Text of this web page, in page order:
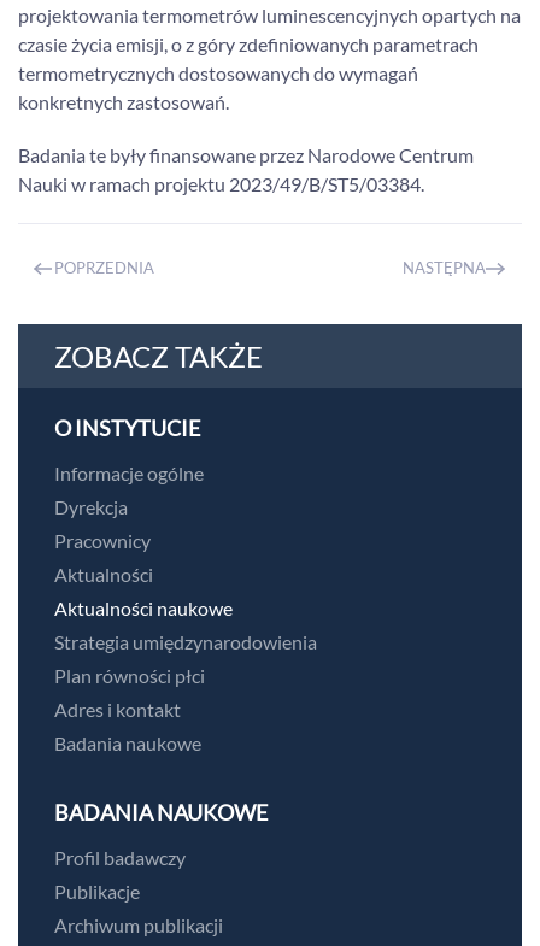
projektowania termometrów luminescencyjnych opartych na
czasie życia emisji, o z góry zdefiniowanych parametrach
termometrycznych dostosowanych do wymagań
konkretnych zastosowań.
Badania te były finansowane przez Narodowe Centrum
Nauki w ramach projektu 2023/49/B/ST5/03384.
POPRZEDNIA NASTĘPNA
ZOBACZ TAKŻE
O INSTYTUCIE
Informacje ogólne
Dyrekcja
Pracownicy
Aktualności
Aktualności naukowe
Strategia umiędzynarodowienia
Plan równości płci
Adres i kontakt
Badania naukowe
BADANIA NAUKOWE
Profil badawczy
Publikacje
Archiwum publikacji